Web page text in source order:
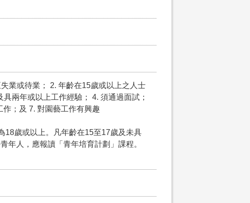
業或待業； 2. 年齡在15歲或以上之人士
兩年或以上工作經驗； 4. 須通過面試；
；及 7. 對園藝工作有興趣
18歲或以上。凡年齡在15至17歲及未具
年人，應報讀「青年培育計劃」課程。